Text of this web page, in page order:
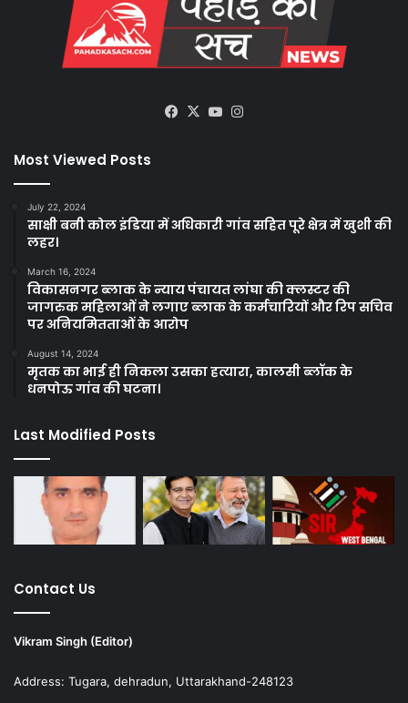
Facebook
X YouTube
Most Viewed Posts
July 22, 2024
साक्षी बनी कोल इंडिया में अधिकारी गांव सहित पूरे क्षेत्र में खुशी की
लहर।
March 16, 2024
विकासनगर ब्लाक के न्याय पंचायत लांघा की क्लस्टर की
जागरुक महिलाओं ने लगाए ब्लाक के कर्मचारियों और रिप सचिव
पर अनियमितताओं के आरोप
August 14, 2024
मृतक का भाई ही निकला उसका हत्यारा, कालसी ब्लॉक के
धनपोऊ गांव की घटना।
Last Modified Posts
Contact Us
Vikram Singh (Editor)
Address: Tugara, dehradun, Uttarakhand-248123